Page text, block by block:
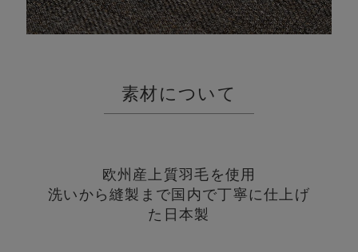
素材について
欧州産上質羽毛を使用
洗いから縫製まで国内で丁寧に仕上げ
た日本製